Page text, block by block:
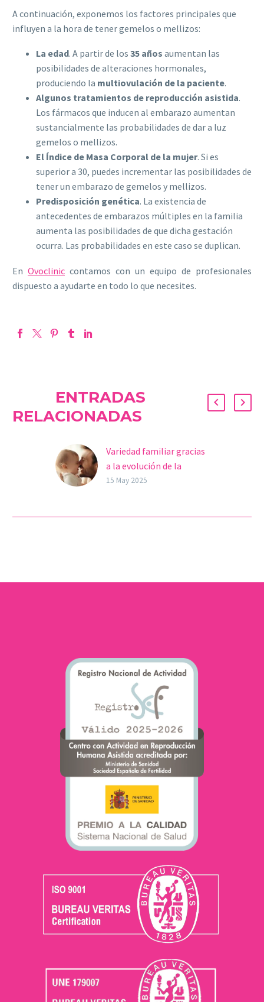
A continuación, exponemos los factores principales que
influyen a la hora de tener gemelos o mellizos:
La edad. A partir de los 35 años aumentan las
posibilidades de alteraciones hormonales,
produciendo la multiovulación de la paciente.
Algunos tratamientos de reproducción asistida.
Los fármacos que inducen al embarazo aumentan
sustancialmente las probabilidades de dar a luz
gemelos o mellizos.
El Índice de Masa Corporal de la mujer. Si es
superior a 30, puedes incrementar las posibilidades de
tener un embarazo de gemelos y mellizos.
Predisposición genética. La existencia de
antecedentes de embarazos múltiples en la familia
aumenta las posibilidades de que dicha gestación
ocurra. Las probabilidades en este caso se duplican.
En Ovoclinic contamos con un equipo de profesionales
dispuesto a ayudarte en todo lo que necesites.
ENTRADAS
RELACIONADAS
Variedad familiar gracias
a la evolución de la
reproducción asistida
biparentales
15 May 2025